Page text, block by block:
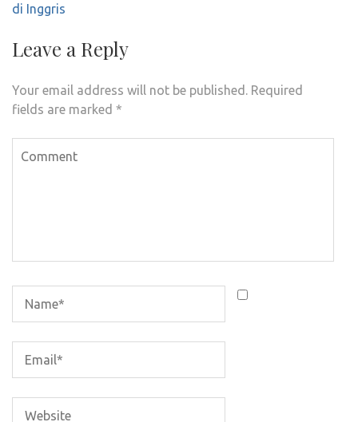
di Inggris
Leave a Reply
Your email address will not be published. Required
fields are marked *